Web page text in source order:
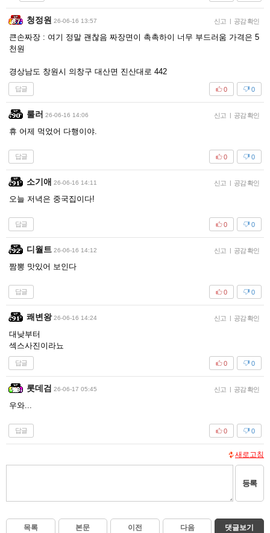
청정원 26-06-16 13:57 신고 공감 확인
큰손짜장 : 여기 정말 괜찮음 짜장면이 촉촉하이 너무 부드러움 가격은 5
천원
경상남도 창원시 의창구 대산면 진산대로 442
답글 0
0
룰러 26-06-16 14:06 신고 공감 확인
휴 어제 먹었어 다행이야.
답글 0
0
소기애 26-06-16 14:11 신고 공감 확인
오늘 저녁은 중국집이다!
답글 0
0
디월트 26-06-16 14:12 신고 공감 확인
짬뽕 맛있어 보인다
답글 0
0
쾌변왕 26-06-16 14:24 신고 공감 확인
대낮부터
섹스사진이라뇨
답글 0
0
롯데검 26-06-17 05:45 신고 공감 확인
우와...
답글 0
0
새로고침
등록
목록 본문 이전 다음 댓글보기